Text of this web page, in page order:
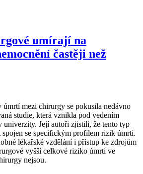
umírají na
častěji než
mezi chirurgy se pokusila nedávno
studie, která vznikla pod vedením
Její autoři zjistili, že tento typ
spojen se specifickým profilem rizik úmrtí.
lékařské vzdělání i přístup ke zdrojům
vyšší celkové riziko úmrtí ve
nejsou.